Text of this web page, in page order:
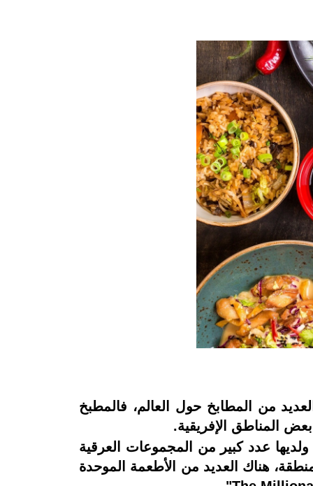
من المطابخ حول العالم، فالمطبخ
بعض المناطق الإفريقية.
ولديها عدد كبير من المجموعات العرقية
هناك العديد من الأطعمة الموحدة